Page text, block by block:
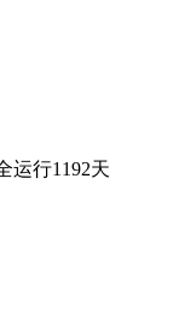
运行1192天